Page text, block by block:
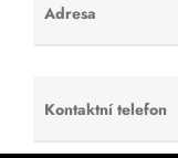
Visací zámky - TOKOZ
Adresa
Ponechte
toto pole
Kontaktní telefon
Ponechte
toto pole